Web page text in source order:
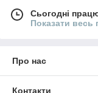
Сьогодні
Показати весь
Про нас
Контакти